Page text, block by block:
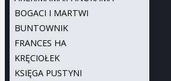
BOGACI I MARTWI
BUNTOWNIK
FRANCES HA
KRĘCIOŁEK
KSIĘGA PUSTYNI